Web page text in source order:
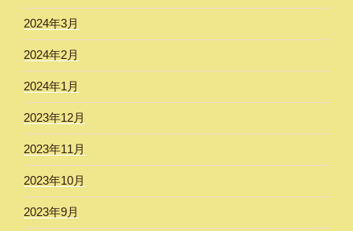
2024年3月
2024年2月
2024年1月
2023年12月
2023年11月
2023年10月
2023年9月